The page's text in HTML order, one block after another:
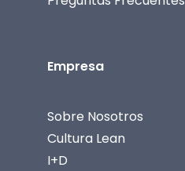
Empresa
Sobre Nosotros
Cultura Lean
I+D